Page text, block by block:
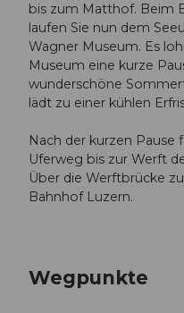
bis zum Matthof. Beim
laufen Sie nun dem
Wagner Museum. Es
Museum eine kurze
wunderschöne
lädt zu einer kühlen
Nach der kurzen Pause
Uferweg bis zur Werft
Über die Werftbrücke
Bahnhof Luzern.
Wegpunkte